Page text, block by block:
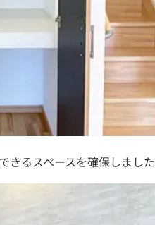
きるスペースを確保しまし